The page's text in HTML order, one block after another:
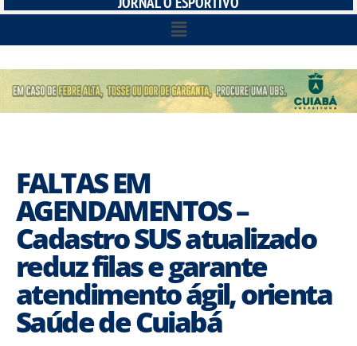
FALTAS EM
AGENDAMENTOS –
Cadastro SUS atualizado
reduz filas e garante
atendimento ágil, orienta
Saúde de Cuiabá